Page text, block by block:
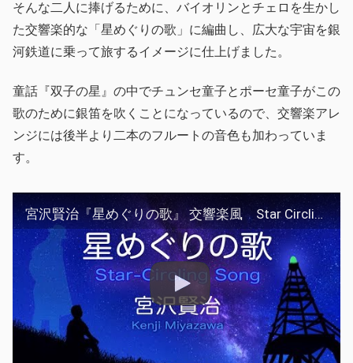
そんな二人に捧げるために、バイオリンとチェロを生かし
た交響楽的な「星めぐりの歌」に編曲し、広大な宇宙を銀
河鉄道に乗って旅するイメージに仕上げました。
童話『双子の星』の中でチュンセ童子とポーセ童子がこの
歌のために銀笛を吹くことになっているので、交響楽アレ
ンジには後半より二本のフルートの音色も加わっていま
す。
宮沢賢治『星めぐりの歌』 交響楽風 Star Circling